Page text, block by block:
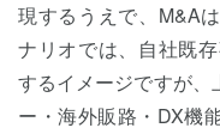
現するうえで、M&A
ナリオでは、自社既
するイメージですが、
ー・海外販路・DX機